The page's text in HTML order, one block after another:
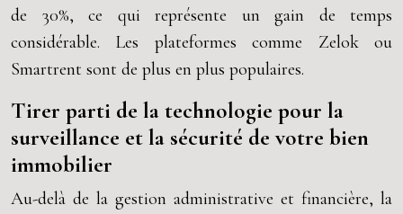
de 30%, ce qui représente un gain de temps
considérable. Les plateformes comme Zelok ou
Smartrent sont de plus en plus populaires.
Tirer parti de la technologie pour la
surveillance et la sécurité de votre bien
immobilier
Au-delà de la gestion administrative et financière, la